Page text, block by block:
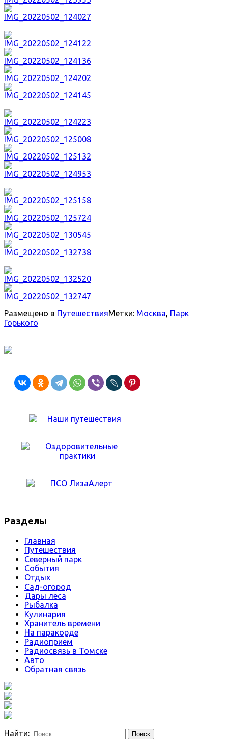
Размещено в ПутешествияМетки: Москва, Парк
Горького
Разделы
Главная
Путешествия
Северный парк
События
Отдых
Сад-огород
Дары леса
Рыбалка
Кулинария
Хранитель времени
На паракорде
Радиоприем
Радиосвязь в Томске
Авто
Обратная связь
Найти: